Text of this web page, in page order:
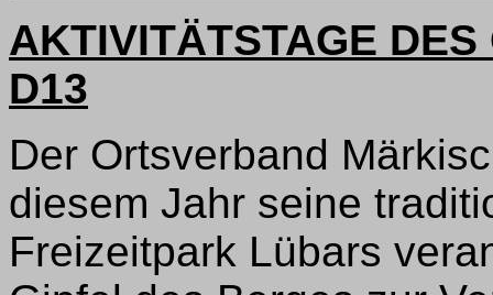
AKTIVITÄTSTAGE
D13
Der Ortsverband
diesem Jahr seine
Freizeitpark Lübars